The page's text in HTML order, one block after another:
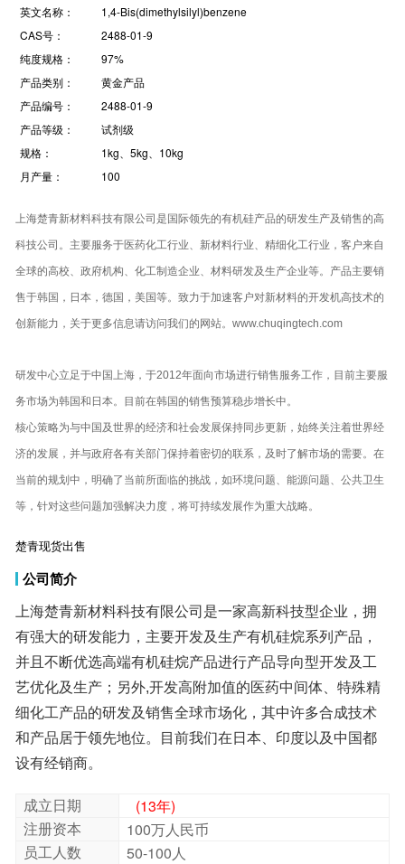
英文名称：
1,4-Bis(dimethylsilyl)benzene
CAS号：
2488-01-9
纯度规格：
97%
产品类别：
黄金产品
产品编号：
2488-01-9
产品等级：
试剂级
规格：
1kg、5kg、10kg
月产量：
100
上海楚青新材料科技有限公司是国际领先的有机硅产品的研发生产及销售的高
科技公司。主要服务于医药化工行业、新材料行业、精细化工行业，客户来自
全球的高校、政府机构、化工制造企业、材料研发及生产企业等。产品主要销
售于韩国，日本，德国，美国等。致力于加速客户对新材料的开发机高技术的
创新能力，关于更多信息请访问我们的网站。www.chuqingtech.com
研发中心立足于中国上海，于2012年面向市场进行销售服务工作，目前主要服
务市场为韩国和日本。目前在韩国的销售预算稳步增长中。
核心策略为与中国及世界的经济和社会发展保持同步更新，始终关注着世界经
济的发展，并与政府各有关部门保持着密切的联系，及时了解市场的需要。在
当前的规划中，明确了当前所面临的挑战，如环境问题、能源问题、公共卫生
等，针对这些问题加强解决力度，将可持续发展作为重大战略。
楚青现货出售
公司简介
上海楚青新材料科技有限公司是一家高新科技型企业，拥
有强大的研发能力，主要开发及生产有机硅烷系列产品，
并且不断优选高端有机硅烷产品进行产品导向型开发及工
艺优化及生产；另外,开发高附加值的医药中间体、特殊精
细化工产品的研发及销售全球市场化，其中许多合成技术
和产品居于领先地位。目前我们在日本、印度以及中国都
设有经销商。
成立日期
(13年)
注册资本
100万人民币
员工人数
50-100人